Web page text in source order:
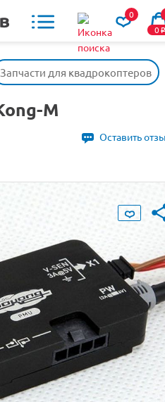
0
0o
Запчасти для квадрокоптеров
M
Оставить